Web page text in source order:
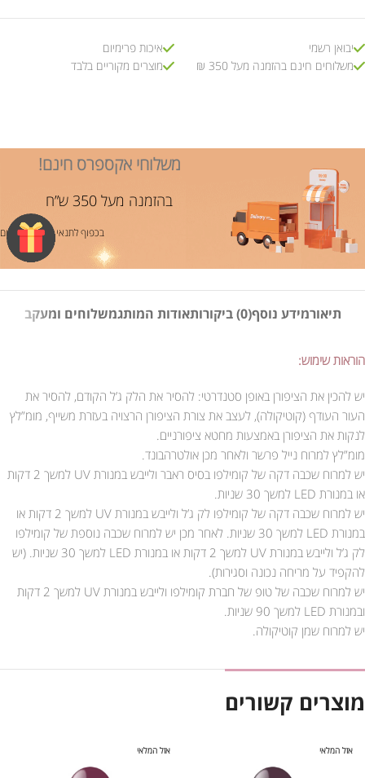
יבואן רשמי
משלוחים חינם בהזמנה מעל 350 ₪
איכות פרימיום
מוצרים מקוריים בלבד
משלוחי אקספרס חינם!
בהזמנה מעל 350 ש”ח
בכפוף לתנאי משלוח ותשלום
תיאורמידע נוסף(0) ביקורות אודות המותגמשלוחים ומעקב
הוראות שימוש:
יש להכין את הציפורן באופן סטנדרטי: להסיר את הלק ג’ל הקודם, להסיר את
העור העודף (קוטיקולה), לעצב את צורת הציפורן הרצויה בעזרת משייף, מומ”לץ
לנקות את הציפורן באמצעות מחטא ציפורניים.
מומ”לץ למרוח נייל פרשר ולאחר מכן אולטרהבונד.
יש למרוח שכבה דקה של קומילפו בסיס ראבר ולייבש במנורת UV למשך 2 דקות
או במנורת LED למשך 30 שניות.
יש למרוח שכבה דקה של קומילפו לק ג’ל ולייבש במנורת UV למשך 2 דקות או
במנורת LED למשך 30 שניות. לאחר מכן יש למרוח שכבה נוספת של קומילפו
לק ג’ל ולייבש במנורת UV למשך 2 דקות או במנורת LED למשך 30 שניות. (יש
להקפיד על מריחה נכונה וסגירות).
יש למרוח שכבה של טופ של חברת קומילפו ולייבש במנורת UV למשך 2 דקות
ובמנורת LED למשך 90 שניות.
יש למרוח שמן קוטיקולה.
מוצרים קשורים
אזל המלאי אזל המלאי